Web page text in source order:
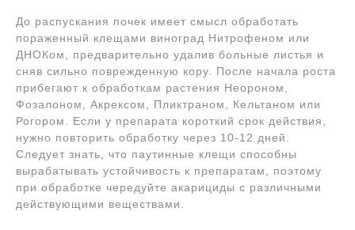
До распускания почек имеет смысл обработать
пораженный клещами виноград Нитрофеном или
ДНОКом, предварительно удалив больные листья и
сняв сильно поврежденную кору. После начала роста
прибегают к обработкам растения Неороном,
Фозалоном, Акрексом, Пликтраном, Кельтаном или
Рогором. Если у препарата короткий срок действия,
нужно повторить обработку через 10-12 дней.
Следует знать, что паутинные клещи способны
вырабатывать устойчивость к препаратам, поэтому
при обработке чередуйте акарициды с различными
действующими веществами.